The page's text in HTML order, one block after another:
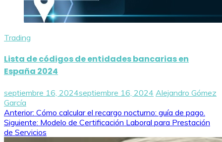
Trading
Lista de códigos de entidades bancarias en
España 2024
septiembre 16, 2024septiembre 16, 2024 Alejandro Gómez
García
Navegación
de
Anterior: Cómo calcular el recargo nocturno: guía de pago.
Siguiente: Modelo de Certificación Laboral para Prestación
de Servicios